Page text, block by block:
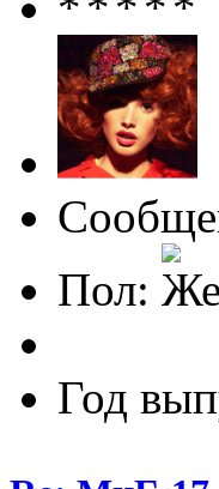
Пол:
Год